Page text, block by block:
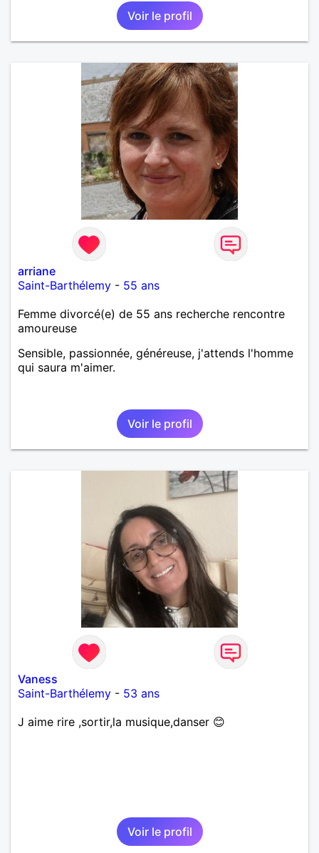
Voir le profil
arriane
Saint-Barthélemy - 55 ans
Femme divorcé(e) de 55 ans recherche rencontre
amoureuse
Sensible, passionnée, généreuse, j'attends l'homme
qui saura m'aimer.
Voir le profil
Vaness
Saint-Barthélemy - 53 ans
J aime rire ,sortir,la musique,danser 😊
Voir le profil